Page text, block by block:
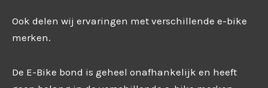
Ook delen wij ervaringen met verschillende e-bike
merken.
De E-Bike bond is geheel onafhankelijk en heeft